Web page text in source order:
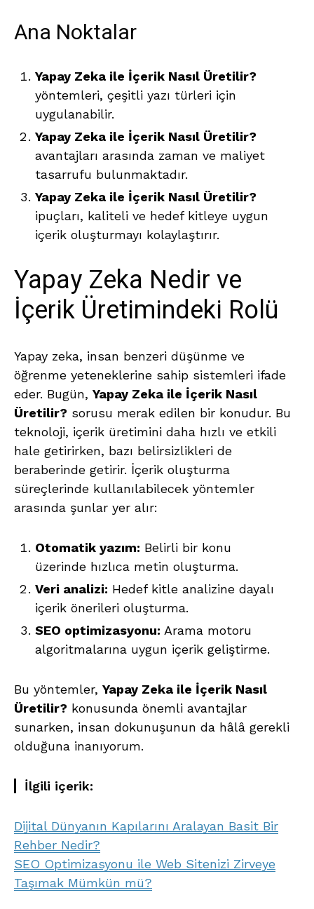
Ana Noktalar
Yapay Zeka ile İçerik Nasıl Üretilir?
yöntemleri, çeşitli yazı türleri için
uygulanabilir.
Yapay Zeka ile İçerik Nasıl Üretilir?
avantajları arasında zaman ve maliyet
tasarrufu bulunmaktadır.
Yapay Zeka ile İçerik Nasıl Üretilir?
ipuçları, kaliteli ve hedef kitleye uygun
içerik oluşturmayı kolaylaştırır.
Yapay Zeka Nedir ve
İçerik Üretimindeki Rolü
Yapay zeka, insan benzeri düşünme ve
öğrenme yeteneklerine sahip sistemleri ifade
eder. Bugün, Yapay Zeka ile İçerik Nasıl
Üretilir? sorusu merak edilen bir konudur. Bu
teknoloji, içerik üretimini daha hızlı ve etkili
hale getirirken, bazı belirsizlikleri de
beraberinde getirir. İçerik oluşturma
süreçlerinde kullanılabilecek yöntemler
arasında şunlar yer alır:
Otomatik yazım: Belirli bir konu
üzerinde hızlıca metin oluşturma.
Veri analizi: Hedef kitle analizine dayalı
içerik önerileri oluşturma.
SEO optimizasyonu: Arama motoru
algoritmalarına uygun içerik geliştirme.
Bu yöntemler, Yapay Zeka ile İçerik Nasıl
Üretilir? konusunda önemli avantajlar
sunarken, insan dokunuşunun da hâlâ gerekli
olduğuna inanıyorum.
İlgili içerik:
Dijital Dünyanın Kapılarını Aralayan Basit Bir
Rehber Nedir?
SEO Optimizasyonu ile Web Sitenizi Zirveye
Taşımak Mümkün mü?